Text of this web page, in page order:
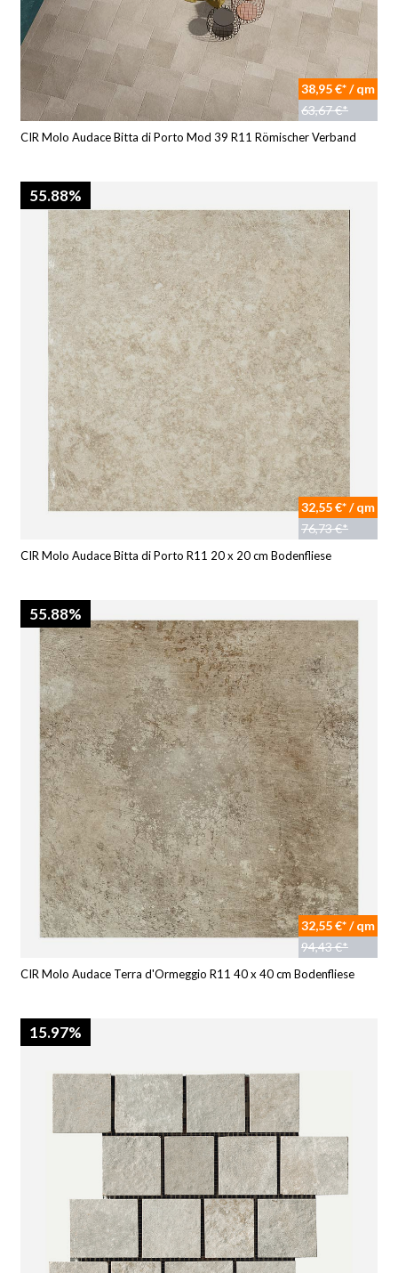
38,95 €* / qm
63,67 €*
CIR Molo Audace Bitta di Porto Mod 39 R11 Römischer Verband
55.88%
32,55 €* / qm
76,73 €*
CIR Molo Audace Bitta di Porto R11 20 x 20 cm Bodenfliese
55.88%
32,55 €* / qm
94,43 €*
CIR Molo Audace Terra d'Ormeggio R11 40 x 40 cm Bodenfliese
15.97%